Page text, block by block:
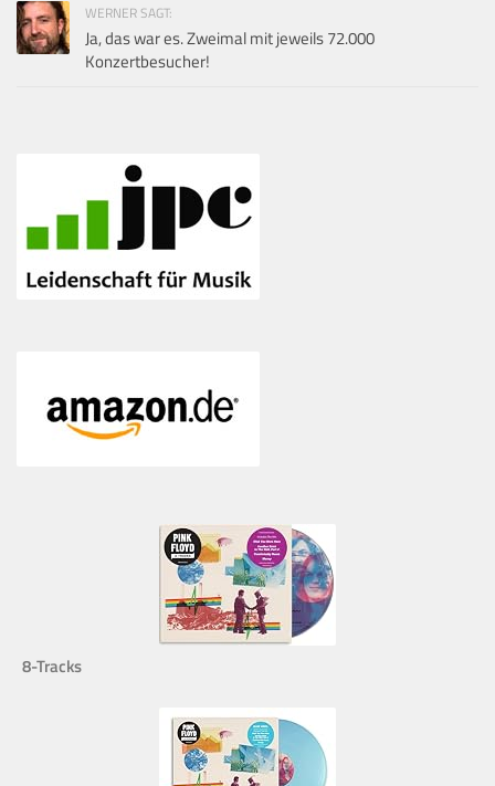
WERNER SAGT:
Ja, das war es. Zweimal mit jeweils 72.000
Konzertbesucher!
8-Tracks